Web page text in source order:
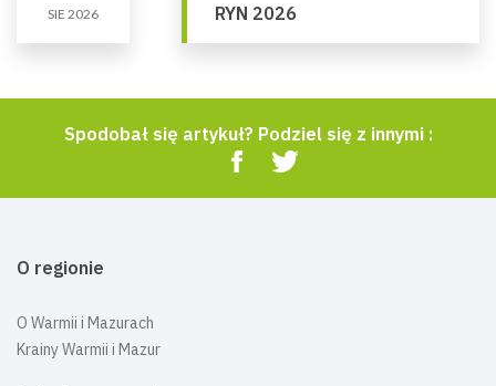
SIE 2026
RYN 2026
Spodobał się artykuł? Podziel się z innymi :
O regionie
O Warmii i Mazurach
Krainy Warmii i Mazur